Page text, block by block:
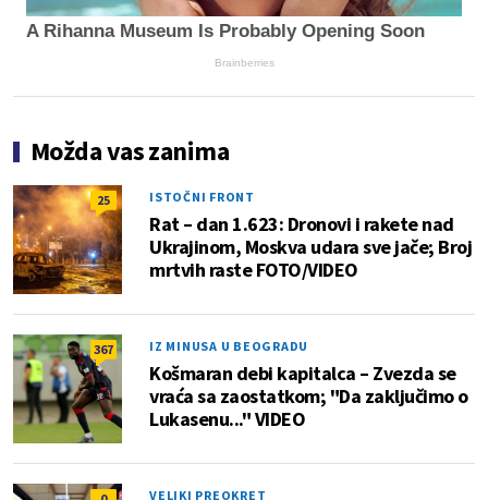
A Rihanna Museum Is Probably Opening Soon
Brainberries
Možda vas zanima
25 ISTOČNI FRONT
Rat – dan 1.623: Dronovi i rakete nad
Ukrajinom, Moskva udara sve jače; Broj
mrtvih raste FOTO/VIDEO
367 IZ MINUSA U BEOGRADU
Košmaran debi kapitalca – Zvezda se
vraća sa zaostatkom; "Da zaključimo o
Lukasenu..." VIDEO
VELIKI PREOKRET